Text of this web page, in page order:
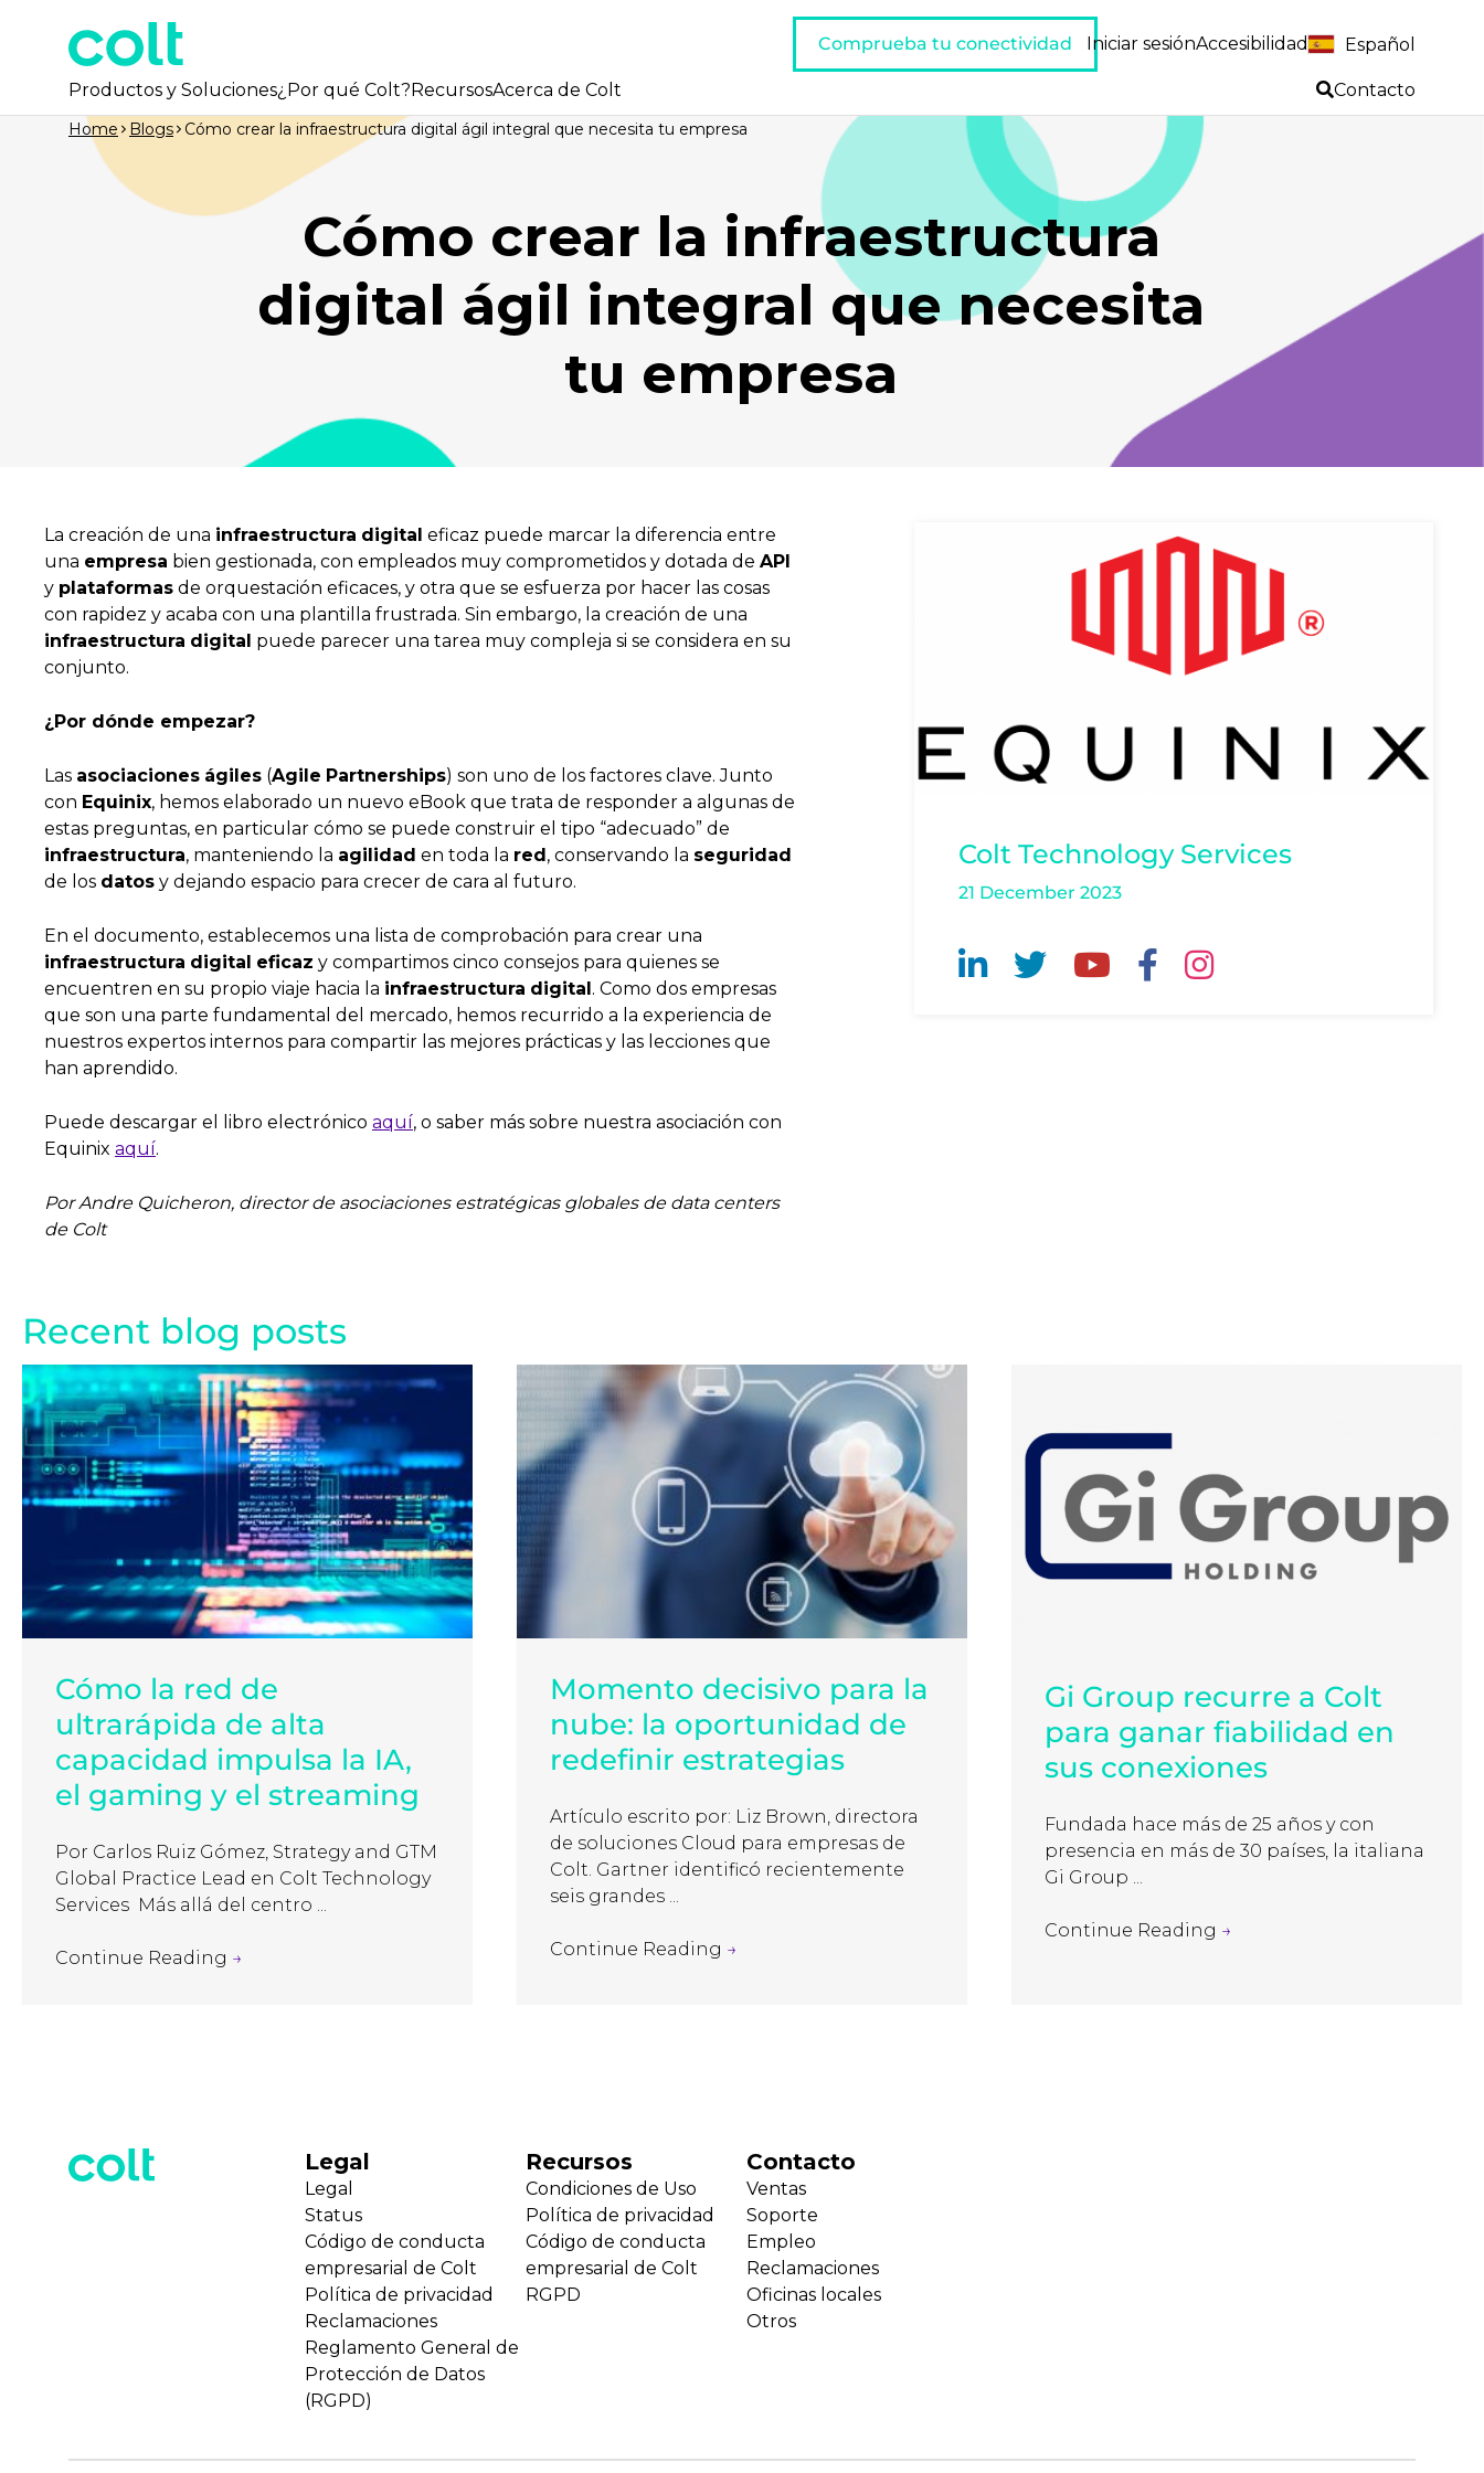
Productos y Soluciones¿Por qué Colt?RecursosAcerca de Colt
Comprueba tu conectividad Iniciar sesiónAccesibilidad Español
Contacto
Cómo crear la infraestructura
digital ágil integral que necesita
tu empresa
Home Blogs Cómo crear la infraestructura digital ágil integral que necesita tu empresa
La creación de una infraestructura digital eficaz puede marcar la diferencia entre
una empresa bien gestionada, con empleados muy comprometidos y dotada de API
y plataformas de orquestación eficaces, y otra que se esfuerza por hacer las cosas
con rapidez y acaba con una plantilla frustrada. Sin embargo, la creación de una
infraestructura digital puede parecer una tarea muy compleja si se considera en su
conjunto.
¿Por dónde empezar?
Las asociaciones ágiles (Agile Partnerships) son uno de los factores clave. Junto
con Equinix, hemos elaborado un nuevo eBook que trata de responder a algunas de
estas preguntas, en particular cómo se puede construir el tipo “adecuado” de
infraestructura, manteniendo la agilidad en toda la red , conservando la seguridad
de los datos y dejando espacio para crecer de cara al futuro.
En el documento, establecemos una lista de comprobación para crear una
infraestructura digital eficaz y compartimos cinco consejos para quienes se
encuentren en su propio viaje hacia la infraestructura digital . Como dos empresas
que son una parte fundamental del mercado, hemos recurrido a la experiencia de
nuestros expertos internos para compartir las mejores prácticas y las lecciones que
han aprendido.
Puede descargar el libro electrónico aquí, o saber más sobre nuestra asociación con
Equinix aquí.
Por Andre Quicheron, director de asociaciones estratégicas globales de data centers
de Colt
Colt Technology Services
21 December 2023
Recent blog posts
Cómo la red de
ultrarápida de alta
capacidad impulsa la IA,
el gaming y el streaming
Por Carlos Ruiz Gómez, Strategy and GTM
Global Practice Lead en Colt Technology
Services Más allá del centro ...
Continue Reading →
Momento decisivo para la
nube: la oportunidad de
redefinir estrategias
Artículo escrito por: Liz Brown, directora
de soluciones Cloud para empresas de
Colt. Gartner identificó recientemente
seis grandes ...
Continue Reading →
Gi Group recurre a Colt
para ganar fiabilidad en
sus conexiones
Fundada hace más de 25 años y con
presencia en más de 30 países, la italiana
Gi Group ...
Continue Reading →
Legal
Legal
Status
Código de conducta
empresarial de Colt
Política de privacidad
Reclamaciones
Reglamento General de
Protección de Datos
(RGPD)
Recursos
Condiciones de Uso
Política de privacidad
Código de conducta
empresarial de Colt
RGPD
Contacto
Ventas
Soporte
Empleo
Reclamaciones
Oficinas locales
Otros